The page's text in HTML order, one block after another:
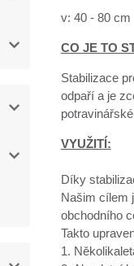
v: 40 - 80 cm
CO JE TO
Stabilizace
odpaří a je
VYUŽITÍ:
Díky
Našim cílem
obchodního
Takto
1.